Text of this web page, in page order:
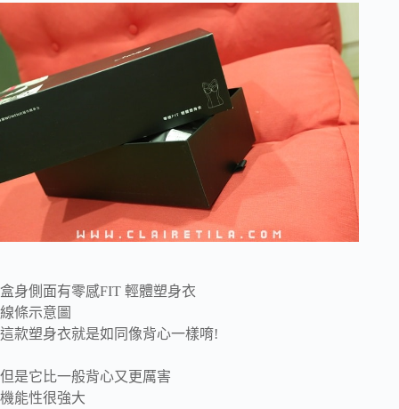
盒身側面有零感FIT 輕體塑身衣
線條示意圖
這款塑身衣就是如同像背心一樣唷!
但是它比一般背心又更厲害
機能性很強大